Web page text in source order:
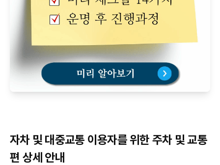
자차 및 대중교통 이용자를 위한 주차 및 교통
편 상세 안내